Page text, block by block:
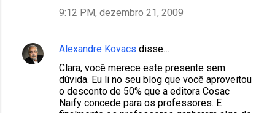
9:12 PM, dezembro 21, 2009
Alexandre Kovacs disse…
Clara, você merece este presente sem
dúvida. Eu li no seu blog que você aproveitou
o desconto de 50% que a editora Cosac
Naify concede para os professores. E